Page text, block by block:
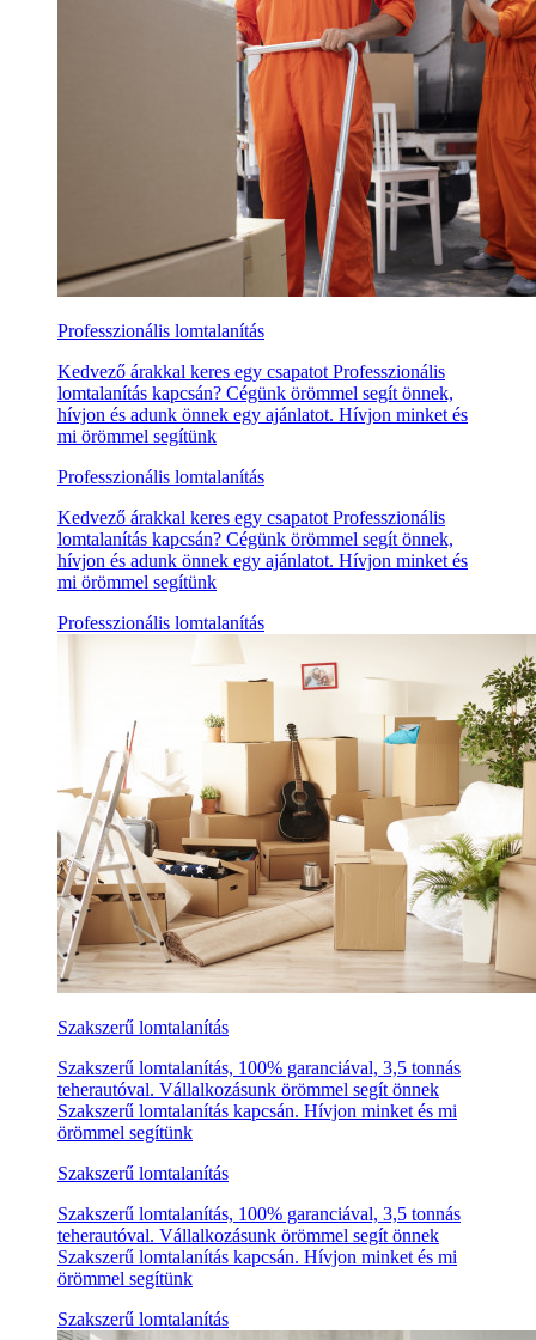
Professzionális lomtalanítás
Kedvező árakkal keres egy csapatot Professzionális
lomtalanítás kapcsán? Cégünk örömmel segít önnek,
hívjon és adunk önnek egy ajánlatot. Hívjon minket és
mi örömmel segítünk
Professzionális lomtalanítás
Kedvező árakkal keres egy csapatot Professzionális
lomtalanítás kapcsán? Cégünk örömmel segít önnek,
hívjon és adunk önnek egy ajánlatot. Hívjon minket és
mi örömmel segítünk
Professzionális lomtalanítás
Szakszerű lomtalanítás
Szakszerű lomtalanítás, 100% garanciával, 3,5 tonnás
teherautóval. Vállalkozásunk örömmel segít önnek
Szakszerű lomtalanítás kapcsán. Hívjon minket és mi
örömmel segítünk
Szakszerű lomtalanítás
Szakszerű lomtalanítás, 100% garanciával, 3,5 tonnás
teherautóval. Vállalkozásunk örömmel segít önnek
Szakszerű lomtalanítás kapcsán. Hívjon minket és mi
örömmel segítünk
Szakszerű lomtalanítás